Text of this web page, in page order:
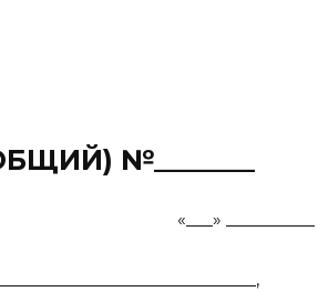
№_______
__________